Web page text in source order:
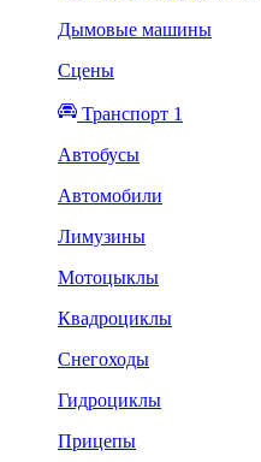
Дымовые машины
Сцены
Транспорт 1
Автобусы
Автомобили
Лимузины
Мотоцыклы
Квадроциклы
Снегоходы
Гидроциклы
Прицепы